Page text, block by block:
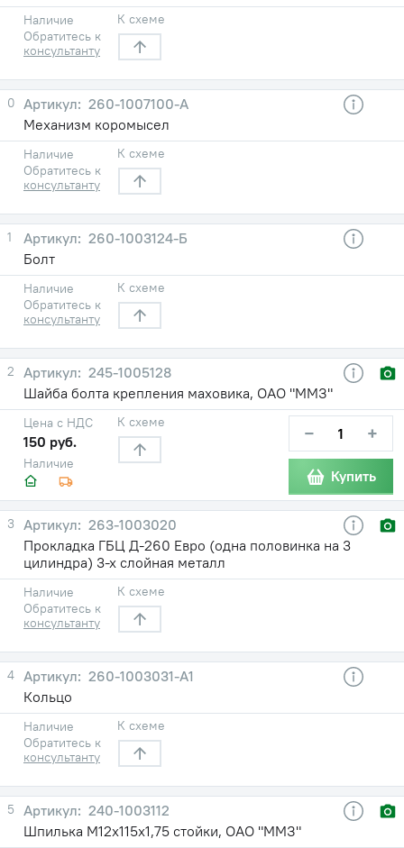
Наличие
Обратитесь к
консультанту
К схеме
0
260-1007100-A
Механизм коромысел
Наличие
Обратитесь к
консультанту
К схеме
1
260-1003124-Б
Болт
Наличие
Обратитесь к
консультанту
К схеме
2
245-1005128
Шайба болта крепления маховика, ОАО "ММЗ"
Наличие
Цена с НДС
150 руб.
К схеме − +
Купить
3
263-1003020
Прокладка ГБЦ Д-260 Евро (одна половинка на 3
цилиндра) 3-х слойная металл
Наличие
Обратитесь к
консультанту
К схеме
4
260-1003031-А1
Кольцо
Наличие
Обратитесь к
консультанту
К схеме
5
240-1003112
Шпилька М12х115х1,75 стойки, ОАО "ММЗ"